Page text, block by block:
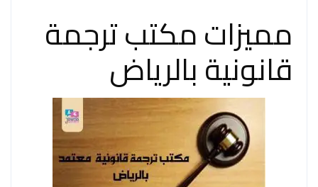
مميزات مكتب ترجمة
قانونية بالرياض